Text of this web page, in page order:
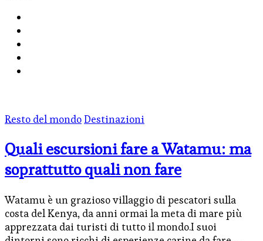
Resto del mondoDestinazioni
Quali escursioni fare a Watamu: ma
soprattutto quali non fare
Watamu è un grazioso villaggio di pescatori sulla
costa del Kenya, da anni ormai la meta di mare più
apprezzata dai turisti di tutto il mondo.I suoi